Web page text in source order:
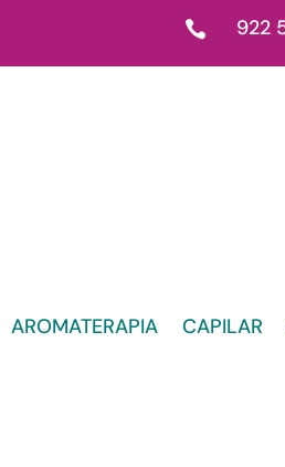
 922
AROMATERAPIA CAPILAR